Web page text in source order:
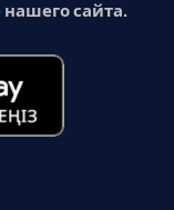
сайта.